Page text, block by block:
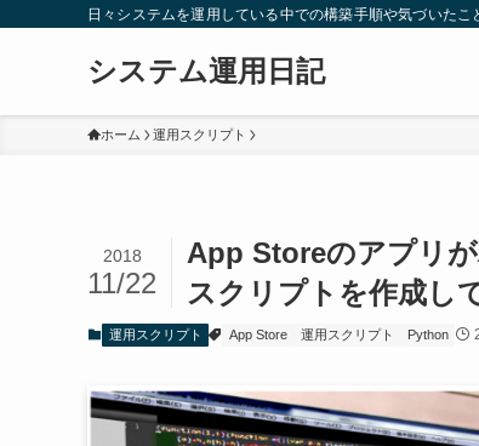
日々システムを運用している中での構築手順や気づいたこ
システム運用日記
ホーム 運用スクリプト
App Storeのアプリ
スクリプトを作成し
2018
11/22
運用スクリプト App Store 運用スクリプト Python